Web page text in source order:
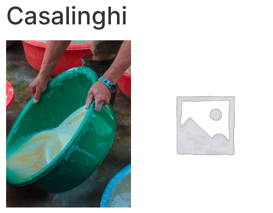
Casalinghi